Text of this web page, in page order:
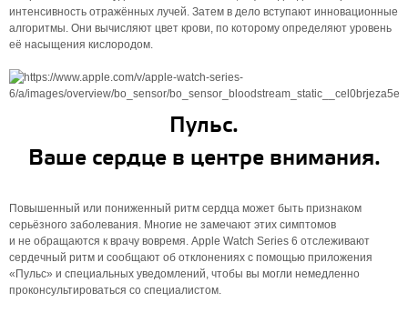
интенсивность отражённых лучей. Затем в дело вступают инновационные
алгоритмы. Они вычисляют цвет крови, по которому определяют уровень
её насыщения кислородом.
Пульс.
Ваше сердце в центре внимания.
Повышенный или пониженный ритм сердца может быть признаком
серьёзного заболевания. Многие не замечают этих симптомов
и не обращаются к врачу вовремя. Apple Watch Series 6 отслеживают
сердечный ритм и сообщают об отклонениях с помощью приложения
«Пульс» и специальных уведомлений, чтобы вы могли немедленно
проконсультироваться со специалистом.